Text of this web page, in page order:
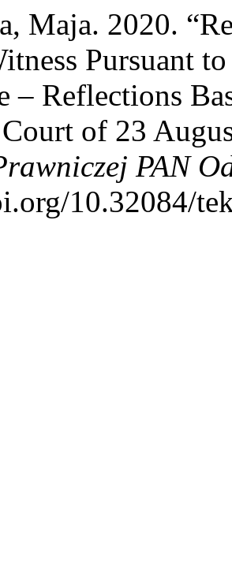
Maja. 2020.
Pursuant
– Reflections
Court of 23
PAN
10.32084/